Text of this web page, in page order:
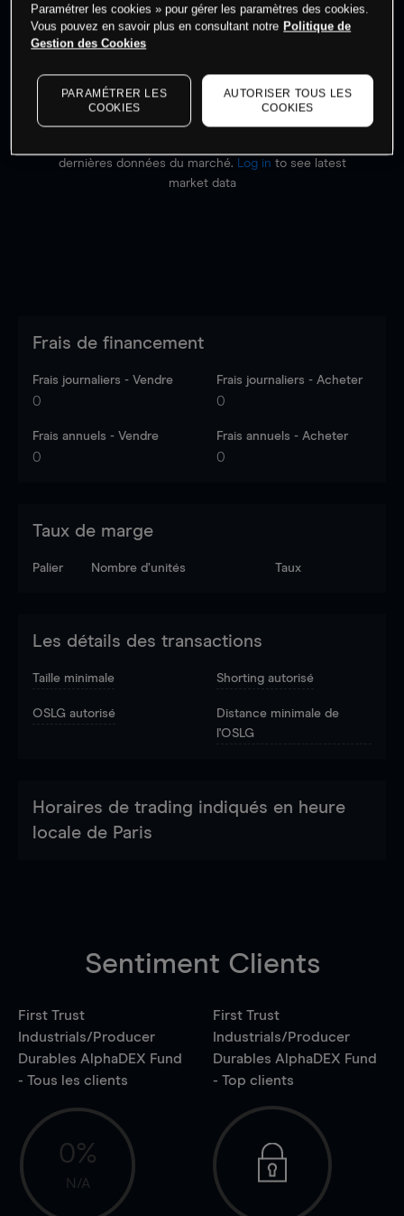
Commencez à trader
dernières données du marché.
Log in to see latest
market data
Frais de financement
Frais journaliers - Vendre
0
Frais journaliers - Acheter
0
Frais annuels - Vendre
0
Frais annuels - Acheter
0
Taux de marge
Palier Nombre d’unités Taux
Les détails des transactions
Taille minimale Shorting autorisé
OSLG autorisé
Distance minimale de
l'OSLG
Horaires de trading indiqués en heure
locale de Paris
Sentiment Clients
First Trust
Industrials/Producer
Durables AlphaDEX Fund
- Tous les clients
0%
N/A
First Trust
Industrials/Producer
Durables AlphaDEX Fund
- Top clients
Paramétrer les cookies » pour gérer les paramètres des cookies.
Vous pouvez en savoir plus en consultant notre Politique de
Gestion des Cookies
PARAMÉTRER LES
COOKIES
AUTORISER TOUS LES
COOKIES